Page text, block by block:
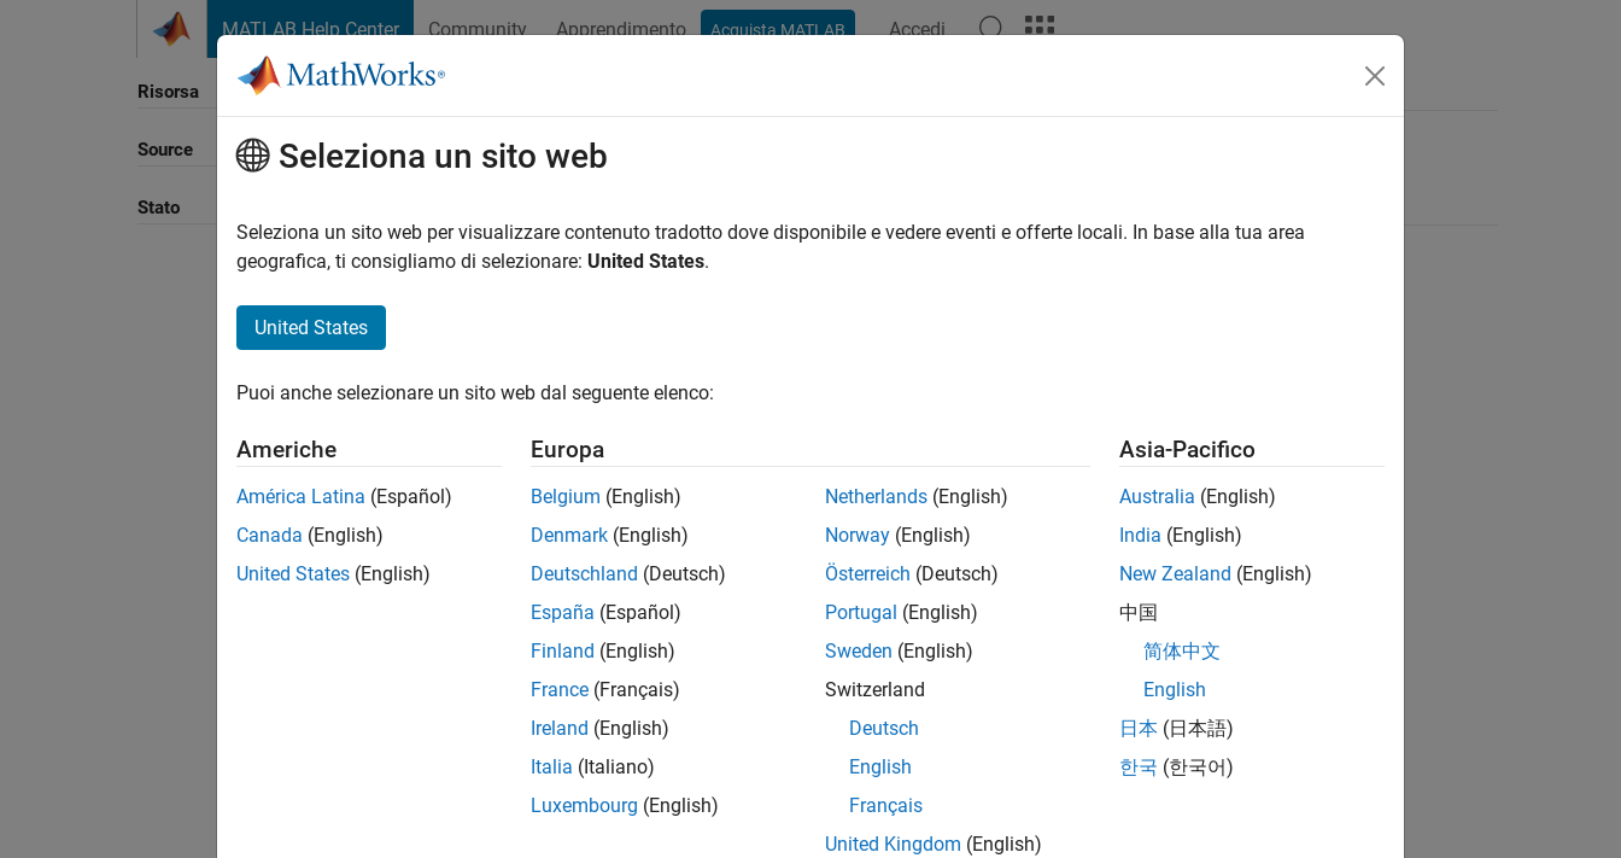
MATLAB Help Center Community Apprendimento Acquista MATLAB Accedi
Risorsa
Source
Stato
Ordina per
Seleziona un sito web
Seleziona un sito web per visualizzare contenuto tradotto dove disponibile e vedere eventi e offerte locali. In base alla tua area
geografica, ti consigliamo di selezionare: United States.
United States
Puoi anche selezionare un sito web dal seguente elenco:
Americhe
América Latina (Español)
Canada (English)
United States (English)
Europa
Belgium (English)
Denmark (English)
Deutschland (Deutsch)
España (Español)
Finland (English)
France (Français)
Ireland (English)
Italia (Italiano)
Luxembourg (English)
Netherlands (English)
Norway (English)
Österreich (Deutsch)
Portugal (English)
Sweden (English)
Switzerland
Deutsch
English
Français
United Kingdom (English)
Asia-Pacifico
Australia (English)
India (English)
New Zealand (English)
中国
简体中文
English
日本 (日本語)
한국 (한국어)